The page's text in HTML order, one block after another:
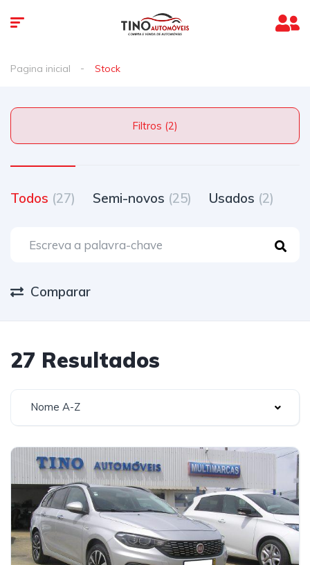
Pagina inicial Stock
Filtros (2)
Todos (27) Semi-novos (25) Usados (2)
Comparar
27 Resultados
Nome A-Z